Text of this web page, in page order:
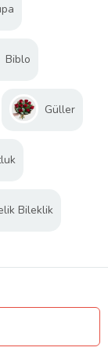
Biblo
Güller
Bileklik